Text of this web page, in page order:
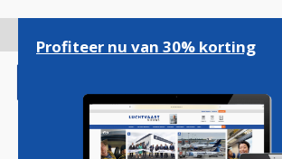
gaan
Profiteer nu van 30% korting